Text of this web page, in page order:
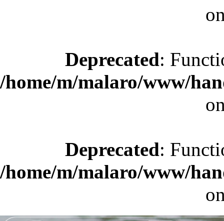
Deprecated:
/home/m/malaro/www/
Deprecated:
/home/m/malaro/www/